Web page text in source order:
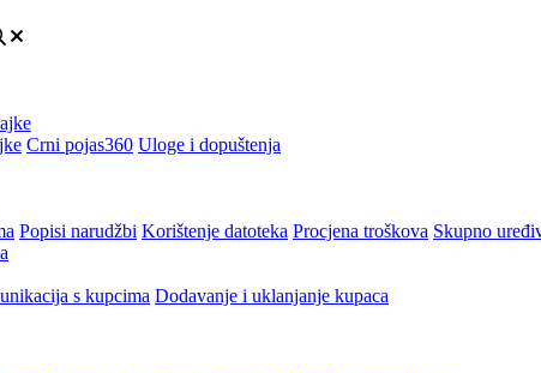
Crni pojas360 Uloge i dopuštenja
Popisi narudžbi Korištenje datoteka Procjena troškova Skupno
s kupcima Dodavanje i uklanjanje kupaca